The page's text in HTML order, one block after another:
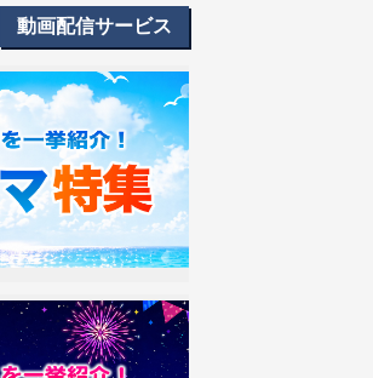
動画配信サービス